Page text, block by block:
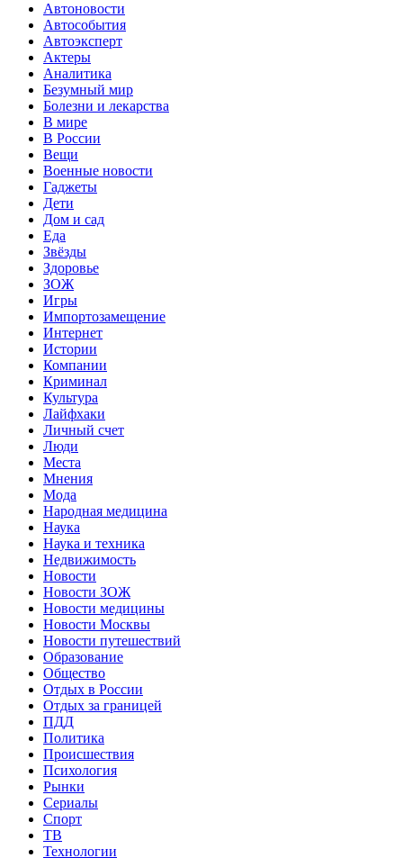
Автоновости
Автособытия
Автоэксперт
Актеры
Аналитика
Безумный мир
Болезни и лекарства
В мире
В России
Вещи
Военные новости
Гаджеты
Дети
Дом и сад
Еда
Звёзды
Здоровье
ЗОЖ
Игры
Импортозамещение
Интернет
Истории
Компании
Криминал
Культура
Лайфхаки
Личный счет
Люди
Места
Мнения
Мода
Народная медицина
Наука
Наука и техника
Недвижимость
Новости
Новости ЗОЖ
Новости медицины
Новости Москвы
Новости путешествий
Образование
Общество
Отдых в России
Отдых за границей
ПДД
Политика
Происшествия
Психология
Рынки
Сериалы
Спорт
ТВ
Технологии